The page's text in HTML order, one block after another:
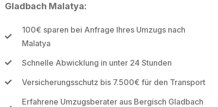
Gladbach Malatya:
100€ sparen bei Anfrage Ihres Umzugs nach
Malatya
Schnelle Abwicklung in unter 24 Stunden
Versicherungsschutz bis 7.500€ für den Transport
Erfahrene Umzugsberater aus Bergisch Gladbach